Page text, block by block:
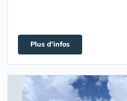
Plus d'infos